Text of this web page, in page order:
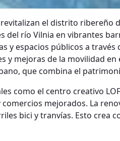
el distrito
río Vilnia en vibrantes
y espacios públicos a
mejoras de la movilidad
que combina el
como el centro creativo
mejorados. La
bici y tranvías. Esto crea